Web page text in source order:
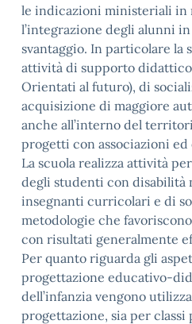
le indicazioni ministeriali in
l’integrazione degli alunni
svantaggio. In particolare la
attività di supporto didattico
Orientati al futuro), di
acquisizione di maggiore
anche all’interno del
progetti con associazioni ed
La scuola realizza attività
degli studenti con disabilità
insegnanti curricolari e di
metodologie che
con risultati generalmente
Per quanto riguarda gli
progettazione educativo-
dell’infanzia vengono
progettazione, sia per classi